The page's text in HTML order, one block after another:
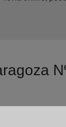
Arregui, 8 -